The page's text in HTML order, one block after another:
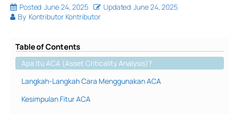
Posted June 24, 2025 Updated June 24, 2025
By Kontributor Kontributor
Table of Contents
Apa Itu ACA (Asset Criticality Analysis)?
Langkah-Langkah Cara Menggunakan ACA
Kesimpulan Fitur ACA